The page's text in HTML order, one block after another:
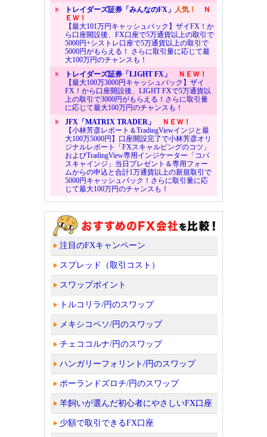
トレイダーズ証券「みんなのFX」 人気！
Ｎ
ＥＷ！
【最大101万円キャッシュバック】ザイFX！か
ら口座開設後、FX口座で5万通貨以上の取引で
5000円+シストレ口座で5万通貨以上の取引で
5000円がもらえる！ さらに取引量に応じて最
大100万円のチャンスも！
トレイダーズ証券「LIGHT FX」
ＮＥＷ！
【最大100万3000円キャッシュバック】ザイ
FX！から口座開設後、LIGHT FXで5万通貨以
上の取引で3000円がもらえる！さらに取引量
に応じて最大100万円のチャンスも！
JFX「MATRIX TRADER」
ＮＥＷ！
【小林芳彦レポート＆TradingViewインジと最
大100万5000円】口座開設完了で小林芳彦オリ
ジナルレポート「FXスキャルピングのコツ」
およびTradingView専用インジケーター「コバ
スキャインジ」当日プレゼント＆専用フォー
ムからの申込と合計1万通貨以上の新規取引で
5000円キャッシュバック！さらに取引量に応
じて最大100万円のチャンスも！
注目のFXキャンペーン
スプレッド（取引コスト）
スワップポイント
トルコリラ/円のスワップ
メキシコペソ/円のスワップ
チェココルナ/円のスワップ
ハンガリーフォリント/円のスワップ
ポーランドズロチ/円のスワップ
羊飼いが選んだ初心者にやさしいFX口座
少額で取引できるFX口座